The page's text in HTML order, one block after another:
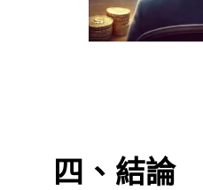
四、結論